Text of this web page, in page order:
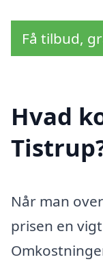
Få tilbud,
Hvad
Når man
prisen en